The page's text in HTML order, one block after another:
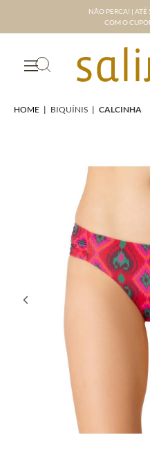
NÃO PERCA! | ATÉ
COM O
HOME | BIQUÍNIS | CALCINHA